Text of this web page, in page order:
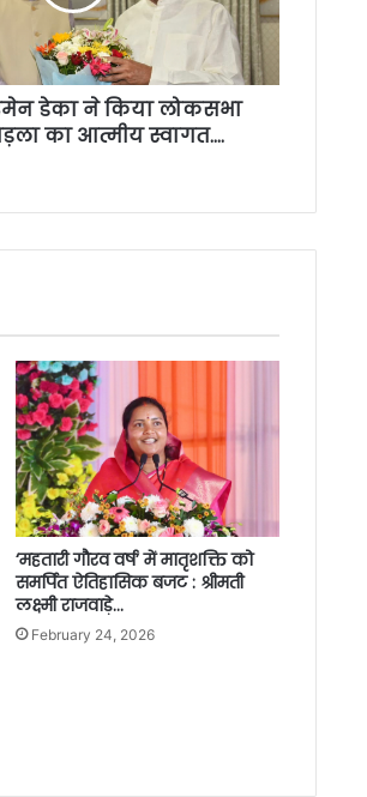
डेका ने किया लोकसभा
का आत्मीय स्वागत….
‘महतारी गौरव वर्ष’ में मातृशक्ति को
समर्पित ऐतिहासिक बजट : श्रीमती
लक्ष्मी राजवाड़े…
February 24, 2026